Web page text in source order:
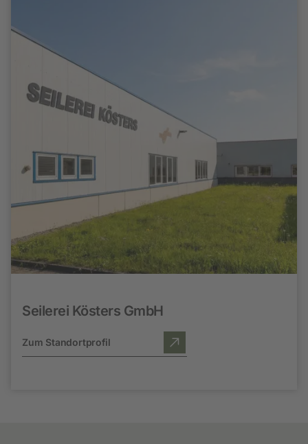
Seilerei Kösters GmbH
Zum Standortprofil